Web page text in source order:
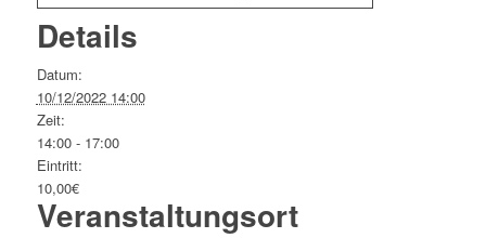
Details
Datum:
10/12/2022 14:00
Zeit:
14:00 - 17:00
Eintritt:
10,00€
Veranstaltungsort